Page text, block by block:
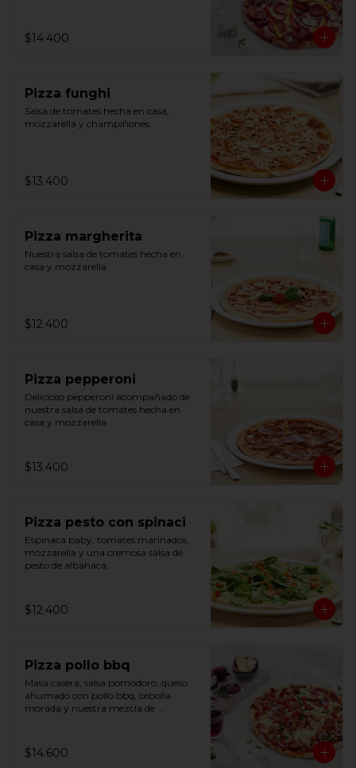
$14.400
Pizza funghi
Salsa de tomates hecha en casa,
mozzarella y champiñones.
$13.400
Pizza margherita
Nuestra salsa de tomates hecha en
casa y mozzarella.
$12.400
Pizza pepperoni
Delicioso pepperoni acompañado de
nuestra salsa de tomates hecha en
casa y mozzarella.
$13.400
Pizza pesto con spinaci
Espinaca baby, tomates marinados,
mozzarella y una cremosa salsa de
pesto de albahaca.
$12.400
Pizza pollo bbq
Masa casera, salsa pomodoro, queso
ahumado con pollo bbq, cebolla
morada y nuestra mezcla de
$14.600